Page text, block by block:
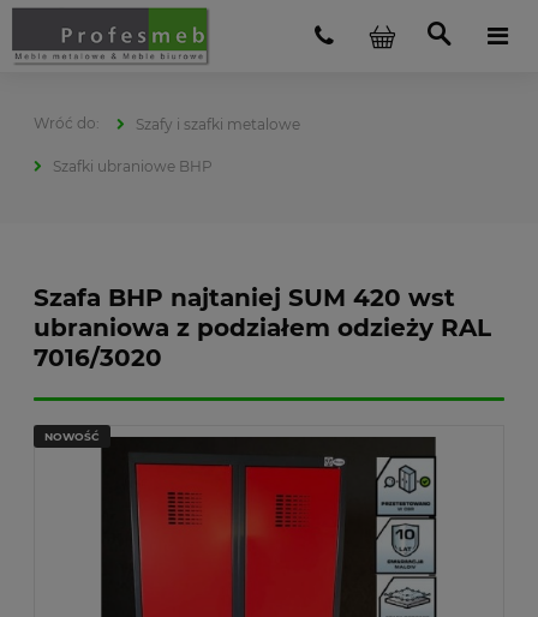
Szafy i szafki metalowe
Szafki ubraniowe BHP
Szafa BHP najtaniej SUM 420 wst
ubraniowa z podziałem odzieży RAL
7016/3020
NOWOŚĆ